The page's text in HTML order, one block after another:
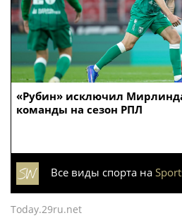
«Рубин» исключил
команды на сезон РПЛ
Все виды спорта на
Today.29ru.net